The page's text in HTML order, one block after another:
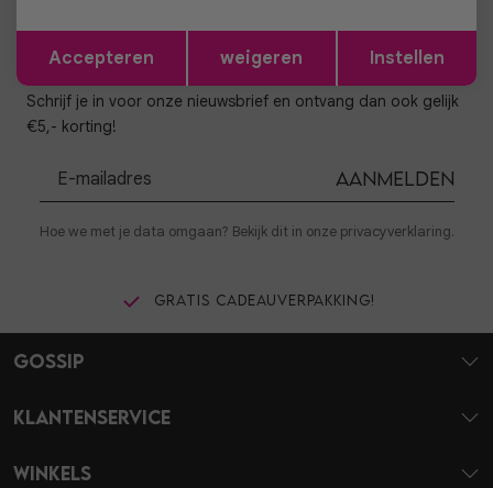
Altijd als eerste op de hoogte zijn?
Schrijf je in voor onze nieuwsbrief en ontvang dan ook gelijk
€5,- korting!
Aanmelden
Hoe we met je data omgaan? Bekijk dit in onze privacyverklaring.
Gratis cadeauverpakking!
Gossip
Klantenservice
Winkels
Opslaan
Accepteren weigeren Instellen